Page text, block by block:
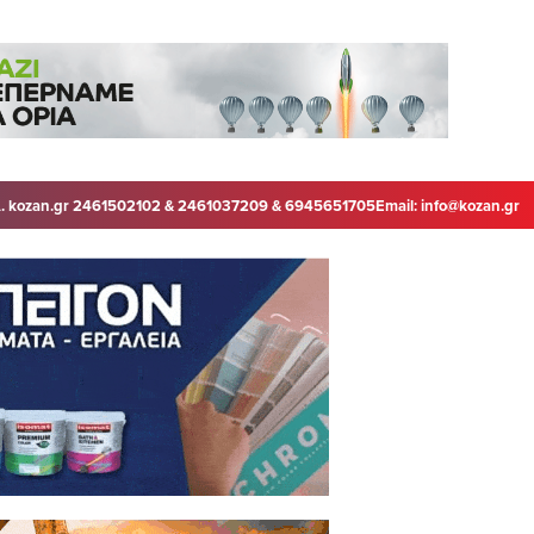
kozan.gr 2461502102 & 2461037209 & 6945651705Email:info@kozan.gr